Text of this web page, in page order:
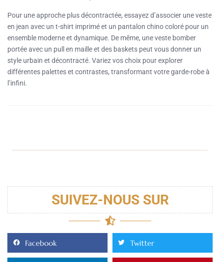
Pour une approche plus décontractée, essayez d’associer une veste
en jean avec un t-shirt imprimé et un pantalon chino coloré pour un
ensemble moderne et dynamique. De même, une veste bomber
portée avec un pull en maille et des baskets peut vous donner un
style urbain et décontracté. Variez vos choix pour explorer
différentes palettes et contrastes, transformant votre garde-robe à
l’infini.
SUIVEZ-NOUS SUR
Facebook Twitter